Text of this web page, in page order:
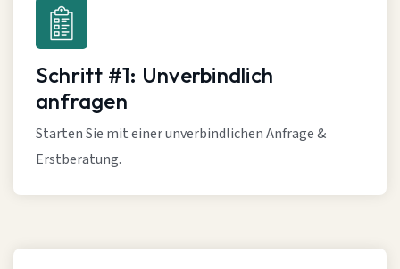
Schritt #1: Unverbindlich
anfragen
Starten Sie mit einer unverbindlichen Anfrage &
Erstberatung.